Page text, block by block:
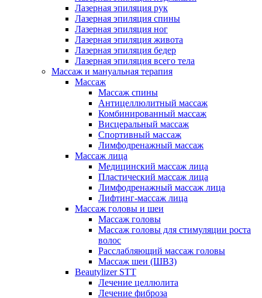
Лазерная эпиляция рук
Лазерная эпиляция спины
Лазерная эпиляция ног
Лазерная эпиляция живота
Лазерная эпиляция бедер
Лазерная эпиляция всего тела
Массаж и мануальная терапия
Массаж
Массаж спины
Антицеллюлитный массаж
Комбинированный массаж
Висцеральный массаж
Спортивный массаж
Лимфодренажный массаж
Массаж лица
Медицинский массаж лица
Пластический массаж лица
Лимфодренажный массаж лица
Лифтинг-массаж лица
Массаж головы и шеи
Массаж головы
Массаж головы для стимуляции роста
волос
Расслабляющий массаж головы
Массаж шеи (ШВЗ)
Beautylizer STT
Лечение целлюлита
Лечение фиброза